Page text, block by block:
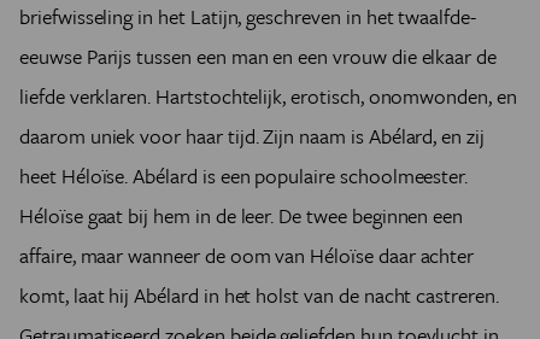
briefwisseling in het Latijn, geschreven in het twaalfde-
eeuwse Parijs tussen een man en een vrouw die elkaar de
liefde verklaren. Hartstochtelijk, erotisch, onomwonden, en
daarom uniek voor haar tijd. Zijn naam is Abélard, en zij
heet Héloïse. Abélard is een populaire schoolmeester.
Héloïse gaat bij hem in de leer. De twee beginnen een
affaire, maar wanneer de oom van Héloïse daar achter
komt, laat hij Abélard in het holst van de nacht castreren.